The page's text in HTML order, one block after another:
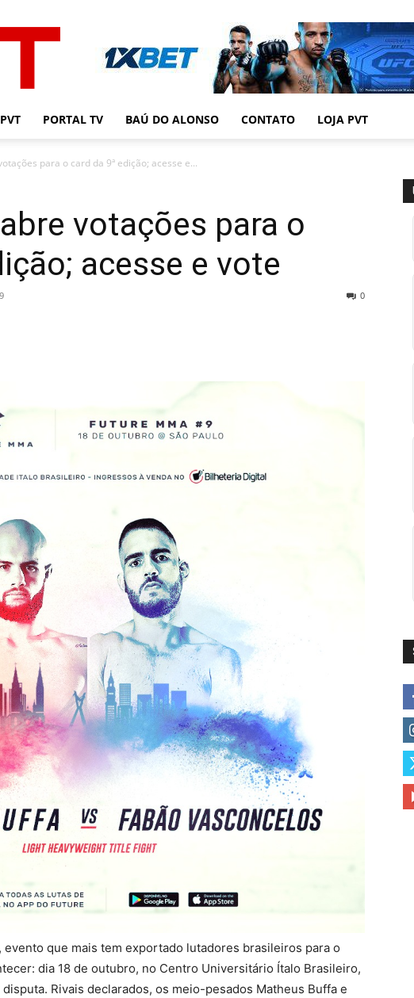
PORTAL TV BAÚ DO ALONSO CONTATO LOJA PVT
para o card da 9ª edição; acesse e...
votações para o
acesse e vote
0
evento que mais tem exportado lutadores brasileiros para o
dia 18 de outubro, no Centro Universitário Ítalo Brasileiro,
Rivais declarados, os meio-pesados Matheus Buffa e